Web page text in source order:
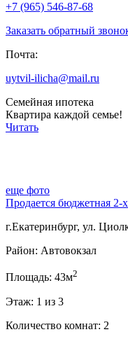
+7 (965) 546-87-68
Заказать обратный
Почта:
uytvil-ilicha@mail.ru
Семейная ипотека
Квартира каждой семье!
Читать
еще фото
Продается бюджетная 2-
г.Екатеринбург, ул.
Район: Автовокзал
Площадь: 43м2
Этаж: 1 из 3
Количество комнат: 2